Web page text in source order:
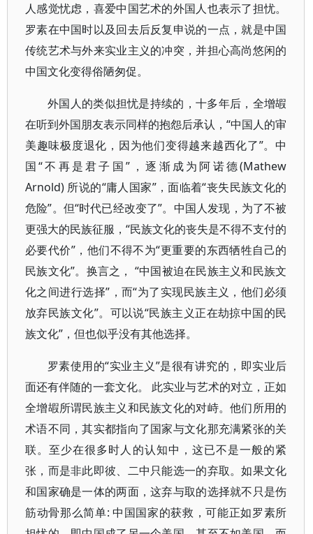
人感觉忧虑，喜爱中国艺术的外国人也表示了担忧。
罗素在中国时以及回去后反复申说的一点，就是中国
传统艺术与外来实业主义的冲突，并担心高尚悠闲的
中国文化变得俗陋匆促。
外国人的类似担忧是持续的，十多年后，全增嘏
在听到外国朋友表示同样的抱怨后承认，“中国人的审
美趣味极度退化，因为他们变得越来越西化了”。中
国“不再是君子国”，逐渐成为阿诺德(Mathew
Arnold) 所说的“庸人国家”，面临着“丧失民族文化的
危险”。但“时代已经改变了”。中国人发现，为了不被
更强大的民族征服，“民族文化的丧失是不得不支付的
必要代价”，他们不得不为“更重要的东西牺牲自己的
民族文化”。换言之， “中国被迫在民族主义和民族文
化之间进行选择”，而“为了实现民族主义，他们必须
放弃民族文化”。可以说“民族主义正在劫掠中国的民
族文化”，但也似乎没有其他选择。
罗素使用的“实业主义”是很有讲究的，即实业后
面还有伴随的一套文化。 此实业与艺术的对立，正如
全增嘏所谓民族主义和民族文化的对峙。他们所用的
术语不同，其实都指向了国家与文化那充满紧张的关
联。至少在很多时人的认知中，这已不是一般的紧
张，而是非此即彼、二中只能选一的弃取。如果文化
和国家确是一体的两面，这弃与取的选择就不只是伤
筋动骨那么简单: 中国国家的获救，可能正如罗素所